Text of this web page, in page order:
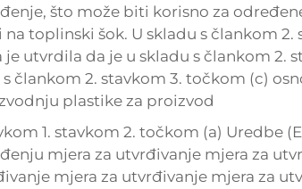
što može biti korisno za
toplinski šok. U skladu s člankom 2.
utvrdila da je u skladu s člankom 2.
člankom 2. stavkom 3. točkom (c)
plastike za proizvod
1. stavkom 2. točkom (a) Uredbe
mjera za utvrđivanje mjera za
mjera za utvrđivanje mjera za